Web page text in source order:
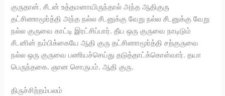
குருதான். சீடன் உத்தமனாயிருந்தால் அந்த ஆதிகுரு
தட்சிணாமூர்த்தி அந்த நல்ல சீடனுக்கு வேறு நல்ல சீடனுக்கு வேறு
நல்ல குருவை காட்டி இரட்சிப்பார். தீய ஒரு குருவை நாடிடும்
சீடனின் நம்பிக்கையே ஆதி குரு தட்சிணாமூர்த்தி சற்குருவை
நல்ல ஒரு குருவை பணியச்செய்து தடுத்தாட்க்கொள்வார். தயா
பெருந்தகை. ஞான சொருபம். ஆதி குரு.
திருச்சிற்றம்பலம்